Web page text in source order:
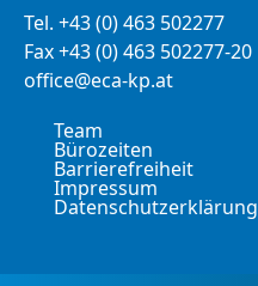
Tel. +43 (0) 463 502277
Fax +43 (0) 463 502277-20
office@eca-kp.at
Team
Bürozeiten
Barrierefreiheit
Impressum
Datenschutzerklärung